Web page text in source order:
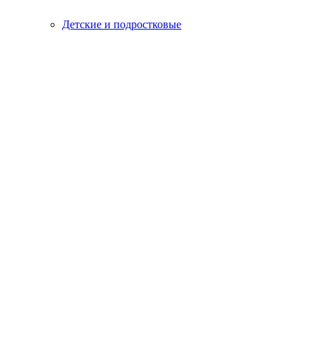
Детские и подростковые